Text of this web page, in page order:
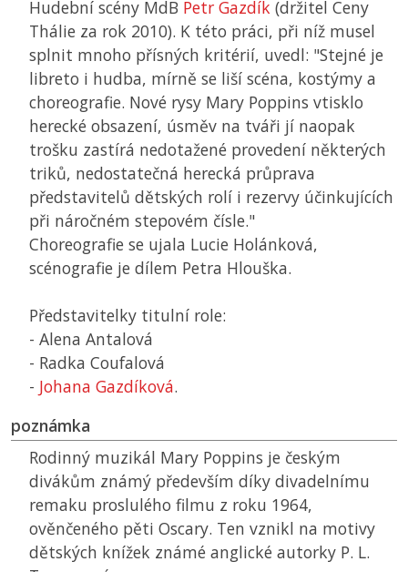
Hudební scény MdB Petr Gazdík (držitel Ceny
Thálie za rok 2010). K této práci, při níž musel
splnit mnoho přísných kritérií, uvedl: "Stejné je
libreto i hudba, mírně se liší scéna, kostýmy a
choreografie. Nové rysy Mary Poppins vtisklo
herecké obsazení, úsměv na tváři jí naopak
trošku zastírá nedotažené provedení některých
triků, nedostatečná herecká průprava
představitelů dětských rolí i rezervy účinkujících
při náročném stepovém čísle."
Choreografie se ujala Lucie Holánková,
scénografie je dílem Petra Hlouška.
Představitelky titulní role:
- Alena Antalová
- Radka Coufalová
- Johana Gazdíková.
poznámka
Rodinný muzikál Mary Poppins je českým
divákům známý především díky divadelnímu
remaku proslulého filmu z roku 1964,
ověnčeného pěti Oscary. Ten vznikl na motivy
dětských knížek známé anglické autorky P. L.